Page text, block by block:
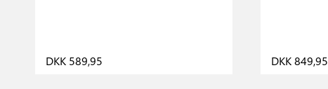
DKK 589,95 DKK 849,95